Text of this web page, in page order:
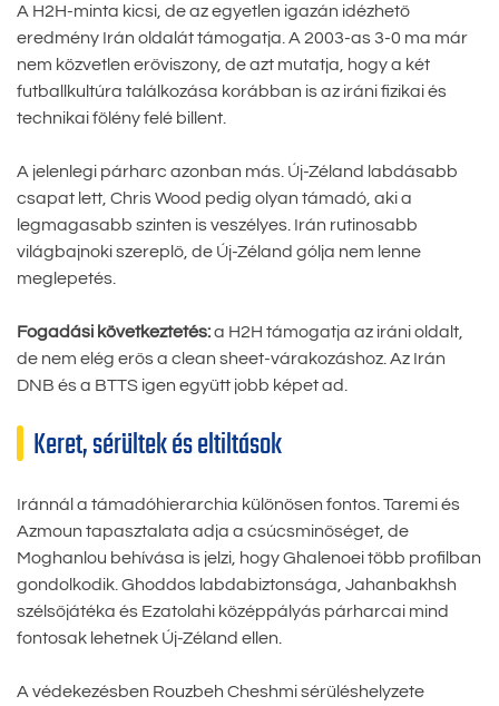
A H2H-minta kicsi, de az egyetlen igazán idézhető
eredmény Irán oldalát támogatja. A 2003-as 3-0 ma már
nem közvetlen erőviszony, de azt mutatja, hogy a két
futballkultúra találkozása korábban is az iráni fizikai és
technikai fölény felé billent.
A jelenlegi párharc azonban más. Új-Zéland labdásabb
csapat lett, Chris Wood pedig olyan támadó, aki a
legmagasabb szinten is veszélyes. Irán rutinosabb
világbajnoki szereplő, de Új-Zéland gólja nem lenne
meglepetés.
Fogadási következtetés:a H2H támogatja az iráni oldalt,
de nem elég erős a clean sheet-várakozáshoz. Az Irán
DNB és a BTTS igen együtt jobb képet ad.
Keret, sérültek és eltiltások
Iránnál a támadóhierarchia különösen fontos. Taremi és
Azmoun tapasztalata adja a csúcsminőséget, de
Moghanlou behívása is jelzi, hogy Ghalenoei több profilban
gondolkodik. Ghoddos labdabiztonsága, Jahanbakhsh
szélsőjátéka és Ezatolahi középpályás párharcai mind
fontosak lehetnek Új-Zéland ellen.
A védekezésben Rouzbeh Cheshmi sérüléshelyzete